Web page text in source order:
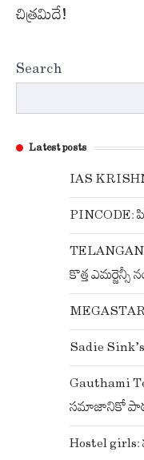
చిత్రమిదే!
Search
Latest posts
IAS
PINCODE:
కొత్త ఎమర్జెన్సీ
Sadie
Gauthami
సమాజానికో
Hostel